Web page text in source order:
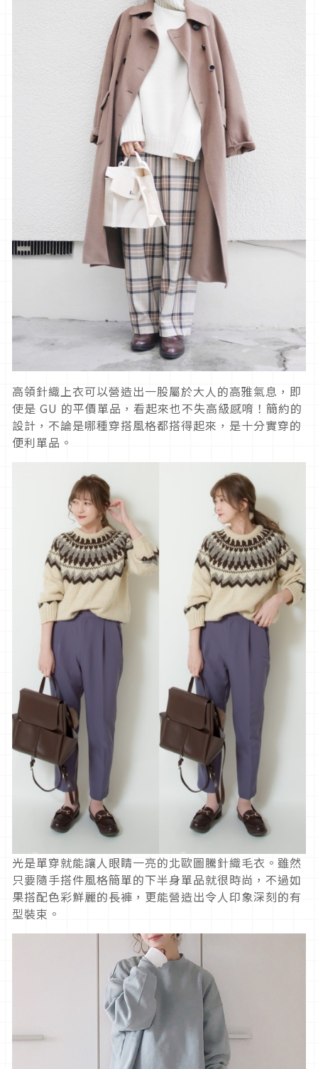
高領針織上衣可以營造出一股屬於大人的高雅氣息，即
使是 GU 的平價單品，看起來也不失高級感唷！簡約的
設計，不論是哪種穿搭風格都搭得起來，是十分實穿的
便利單品。
光是單穿就能讓人眼睛一亮的北歐圖騰針織毛衣。雖然
只要隨手搭件風格簡單的下半身單品就很時尚，不過如
果搭配色彩鮮麗的長褲，更能營造出令人印象深刻的有
型裝束。